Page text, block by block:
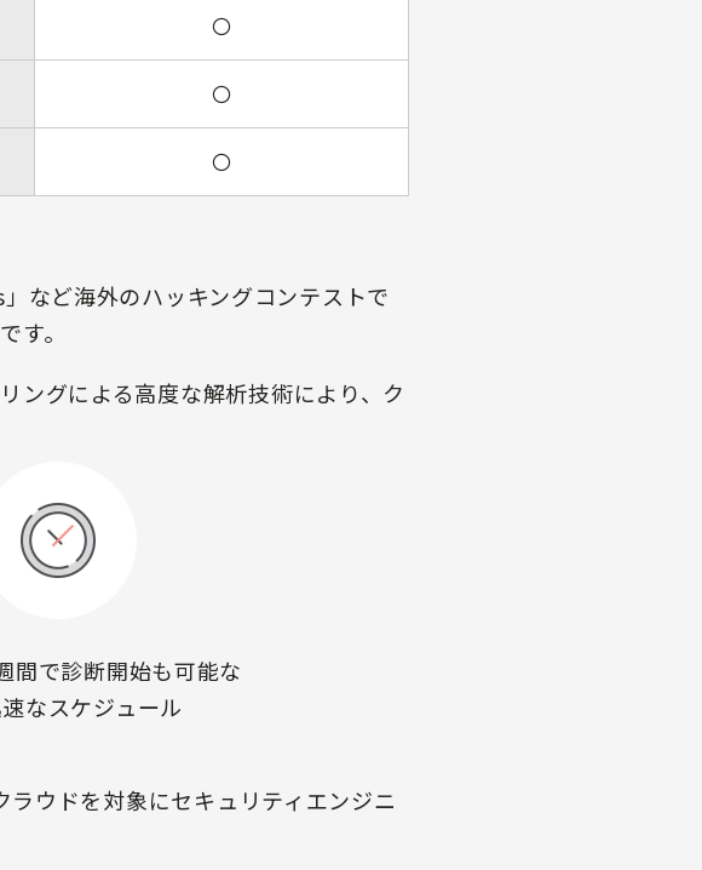
〇
〇
〇
など海外のハッキングコンテストで
す。
ングによる高度な解析技術により、ク
間で診断開始も可能な
なスケジュール
ウドを対象にセキュリティエンジニ